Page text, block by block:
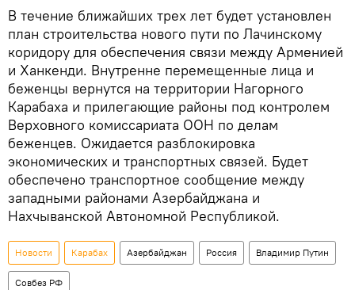
В течение ближайших трех лет будет установлен
план строительства нового пути по Лачинскому
коридору для обеспечения связи между Арменией
и Ханкенди. Внутренне перемещенные лица и
беженцы вернутся на территории Нагорного
Карабаха и прилегающие районы под контролем
Верховного комиссариата ООН по делам
беженцев. Ожидается разблокировка
экономических и транспортных связей. Будет
обеспечено транспортное сообщение между
западными районами Азербайджана и
Нахчыванской Автономной Республикой.
Новости Карабах Азербайджан Россия Владимир Путин
Совбез РФ